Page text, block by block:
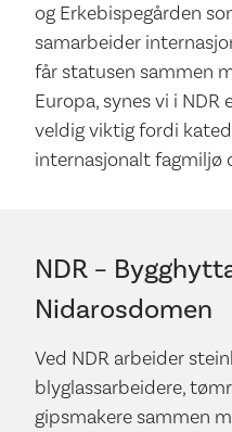
og Erkebispegården
samarbeider
får statusen sammen
Europa, synes vi i
veldig viktig fordi
internasjonalt fagmiljø
NDR –
Nidarosdomen
Ved NDR arbeider
blyglassarbeidere,
gipsmakere sammen